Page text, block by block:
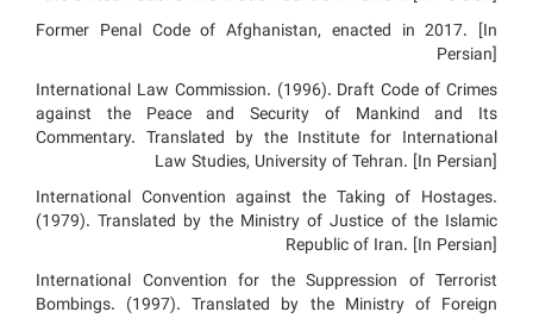
Former Penal Code of Afghanistan, enacted in 2017. [In
Persian]
International Law Commission. (1996). Draft Code of Crimes
against the Peace and Security of Mankind and Its
Commentary. Translated by the Institute for International
Law Studies, University of Tehran. [In Persian]
International Convention against the Taking of Hostages.
(1979). Translated by the Ministry of Justice of the Islamic
Republic of Iran. [In Persian]
International Convention for the Suppression of Terrorist
Bombings. (1997). Translated by the Ministry of Foreign